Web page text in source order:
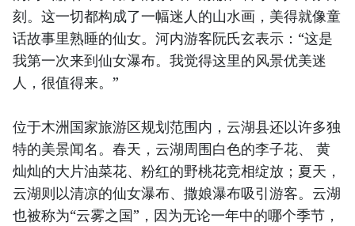
刻。这一切都构成了一幅迷人的山水画，美得就像童
话故事里熟睡的仙女。河内游客阮氏玄表示：“这是
我第一次来到仙女瀑布。我觉得这里的风景优美迷
人，很值得来。”
位于木洲国家旅游区规划范围内，云湖县还以许多独
特的美景闻名。春天，云湖周围白色的李子花、 黄
灿灿的大片油菜花、粉红的野桃花竞相绽放；夏天，
云湖则以清凉的仙女瀑布、撒娘瀑布吸引游客。云湖
也被称为“云雾之国”，因为无论一年中的哪个季节，